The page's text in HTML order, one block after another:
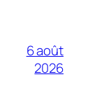
6 août
2026